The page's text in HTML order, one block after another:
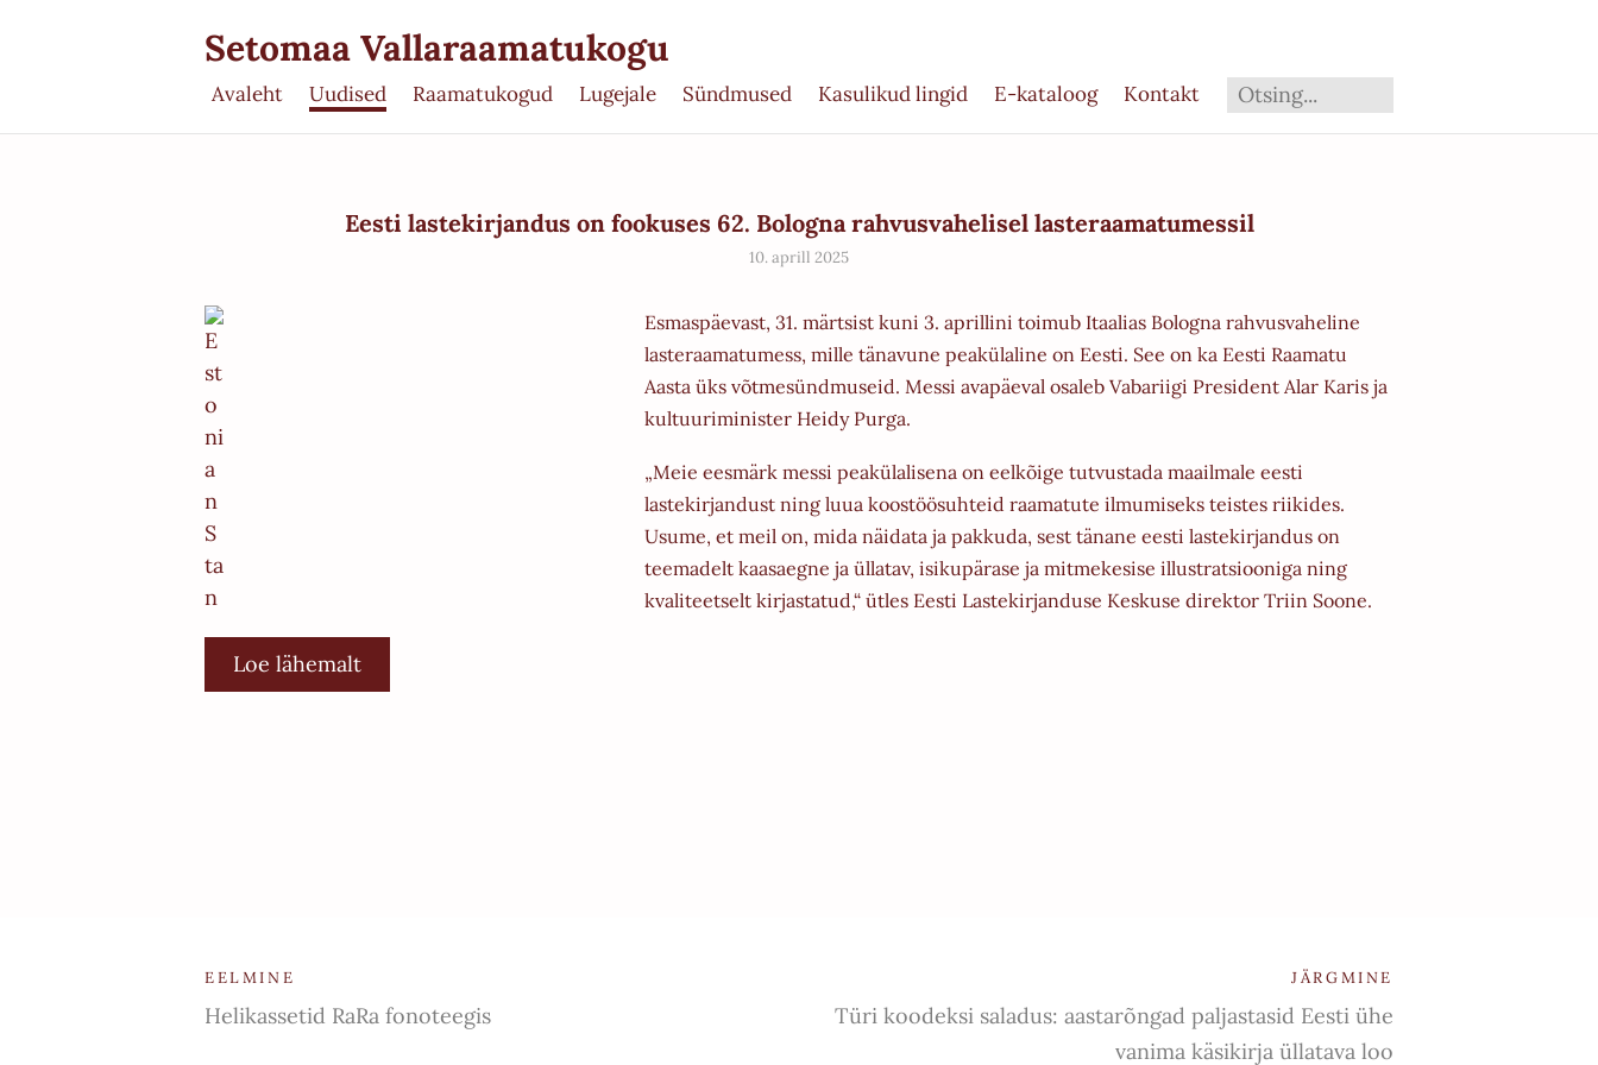
Setomaa Vallaraamatukogu
Avaleht Uudised Raamatukogud Lugejale Sündmused Kasulikud lingid E-kataloog Kontakt
Eesti lastekirjandus on fookuses 62. Bologna rahvusvahelisel lasteraamatumessil
10. aprill 2025
Esmaspäevast, 31. märtsist kuni 3. aprillini toimub Itaalias Bologna rahvusvaheline
lasteraamatumess, mille tänavune peakülaline on Eesti. See on ka Eesti Raamatu
Aasta üks võtmesündmuseid. Messi avapäeval osaleb Vabariigi President Alar Karis ja
kultuuriminister Heidy Purga.
„Meie eesmärk messi peakülalisena on eelkõige tutvustada maailmale eesti
lastekirjandust ning luua koostöösuhteid raamatute ilmumiseks teistes riikides.
Usume, et meil on, mida näidata ja pakkuda, sest tänane eesti lastekirjandus on
teemadelt kaasaegne ja üllatav, isikupärase ja mitmekesise illustratsiooniga ning
kvaliteetselt kirjastatud,“ ütles Eesti Lastekirjanduse Keskuse direktor Triin Soone.
Loe lähemalt
EELMINE
Helikassetid RaRa fonoteegis
JÄRGMINE
Türi koodeksi saladus: aastarõngad paljastasid Eesti ühe
vanima käsikirja üllatava loo